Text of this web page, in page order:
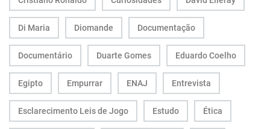
Di Maria Diomande Documentação
Documentário Duarte Gomes Eduardo Coelho
Egipto Empurrar ENAJ Entrevista
Esclarecimento Leis de Jogo Estudo Ética